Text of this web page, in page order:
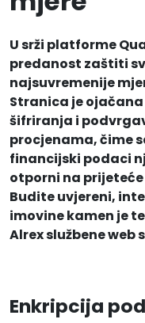
U srži platforme
predanost zaštiti
najsuvremenije
Stranica je
šifriranja i
procjenama, čime
financijski podaci
otporni na
Budite uvjereni,
imovine kamen je
Alrex službene web
Enkripcija